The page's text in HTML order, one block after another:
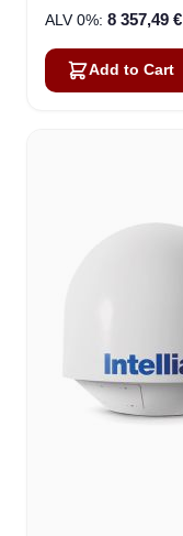
8 357,49 €
Add to Cart